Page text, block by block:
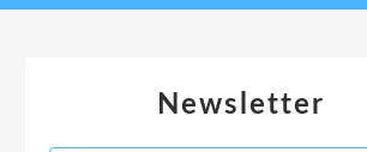
Newsletter